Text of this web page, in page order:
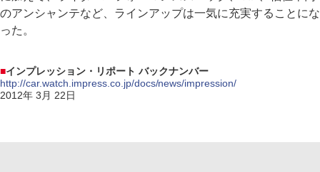
のアンシャンテなど、ラインアップは一気に充実することにな
った。
■インプレッション・リポート バックナンバー
http://car.watch.impress.co.jp/docs/news/impression/
2012年 3月 22日